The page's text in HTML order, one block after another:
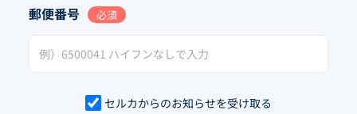
郵便番号 必須
セルカからのお知らせを受け取る